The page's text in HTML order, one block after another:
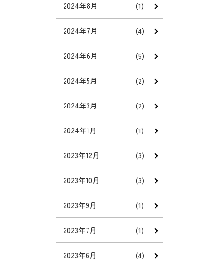
2024年8月 (1)
2024年7月 (4)
2024年6月 (5)
2024年5月 (2)
2024年3月 (2)
2024年1月 (1)
2023年12月 (3)
2023年10月 (3)
2023年9月 (1)
2023年7月 (1)
2023年6月 (4)